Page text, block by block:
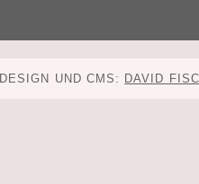
DESIGN UND CMS: DAVID